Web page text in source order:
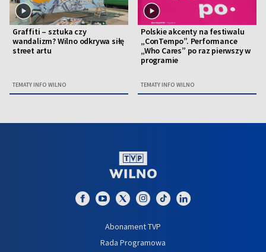
Graffiti – sztuka czy
wandalizm? Wilno odkrywa siłę
street artu
TEMATY INFO WILNO
Polskie akcenty na festiwalu
„ConTempo”. Performance
„Who Cares” po raz pierwszy w
programie
TEMATY INFO WILNO
Abonament TVP
Rada Programowa